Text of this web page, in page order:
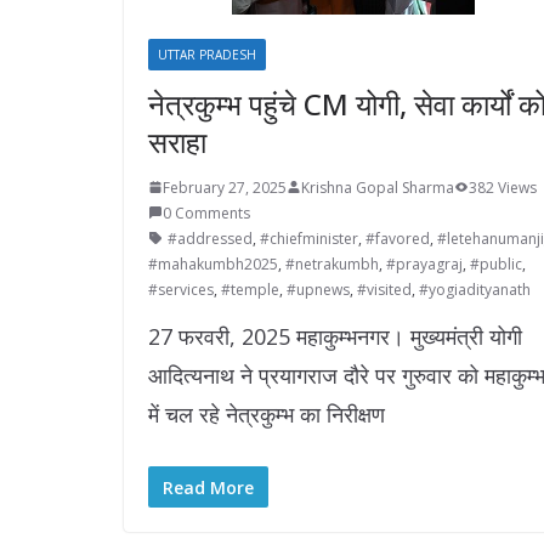
UTTAR PRADESH
नेत्रकुम्भ पहुंचे CM योगी, सेवा कार्यों
सराहा
February 27, 2025 Krishna Gopal Sharma
382 Views
0 Comments
#addressed, #chiefminister, #favored, #letehanumanji
#mahakumbh2025, #netrakumbh, #prayagraj, #public,
#services, #temple, #upnews, #visited, #yogiadityanath
27 फरवरी, 2025 महाकुम्भनगर। मुख्यमंत्री योगी
आदित्यनाथ ने प्रयागराज दौरे पर गुरुवार को महाकुम्भ
में चल रहे नेत्रकुम्भ का निरीक्षण
Read More